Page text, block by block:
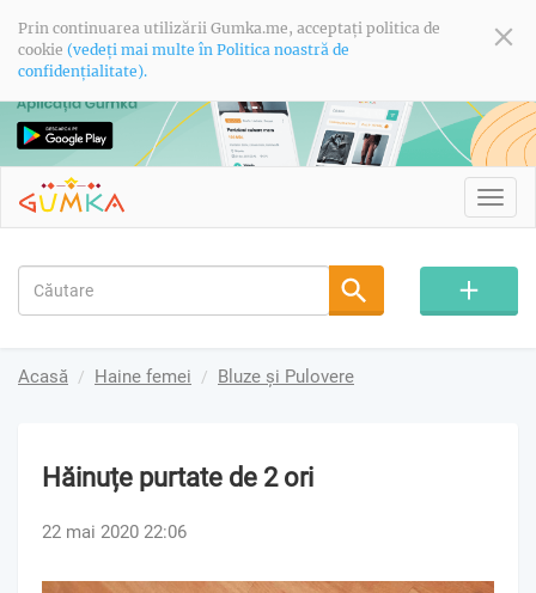
Prin continuarea utilizării Gumka.me, acceptați politica de
cookie (vedeți mai multe în Politica noastră de
confidențialitate).
Acasă Haine femei Bluze și Pulovere
Hăinuțe purtate de 2 ori
22 mai 2020 22:06